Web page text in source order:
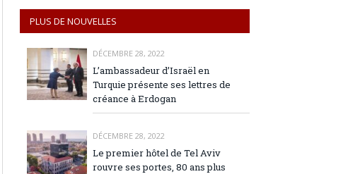
PLUS DE NOUVELLES
DÉCEMBRE 28, 2022
L’ambassadeur d’Israël en
Turquie présente ses lettres de
créance à Erdogan
DÉCEMBRE 28, 2022
Le premier hôtel de Tel Aviv
rouvre ses portes, 80 ans plus